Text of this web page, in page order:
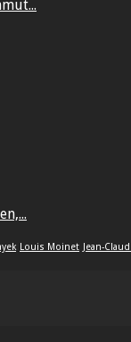
Louis Moinet Jean-